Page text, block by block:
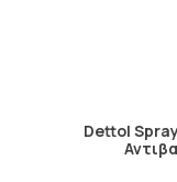
Dettol